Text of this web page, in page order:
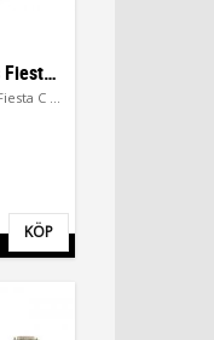
Ford nyckelskal bilnyckel Focus Fiesta C max
Ford nyckelskal fjärrnyckel för Focus Fiesta C max
Lägg till i favoriter
KÖP